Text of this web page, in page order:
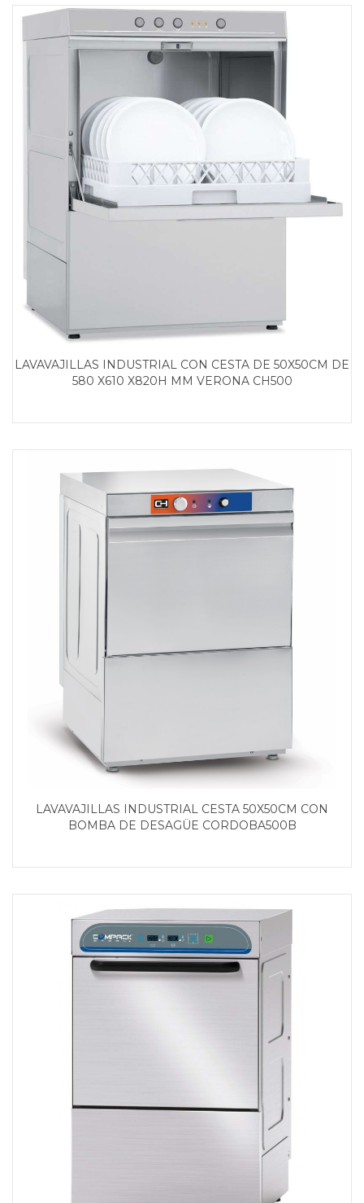
LAVAVAJILLAS INDUSTRIAL CON CESTA DE 50X50CM DE
580 X610 X820H MM VERONA CH500
LAVAVAJILLAS INDUSTRIAL CESTA 50X50CM CON
BOMBA DE DESAGÜE CORDOBA500B